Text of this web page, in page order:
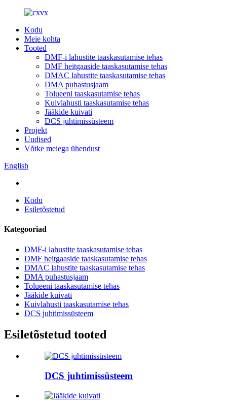
Kodu
Meie kohta
Tooted
DMF-i lahustite taaskasutamise tehas
DMF heitgaaside taaskasutamise tehas
DMAC lahustite taaskasutamise tehas
DMA puhastusjaam
Tolueeni taaskasutamise tehas
Kuivlahusti taaskasutamise tehas
Jääkide kuivati
DCS juhtimissüsteem
Projekt
Uudised
Võtke meiega ühendust
English
Kodu
Esiletõstetud
Kategooriad
DMF-i lahustite taaskasutamise tehas
DMF heitgaaside taaskasutamise tehas
DMAC lahustite taaskasutamise tehas
DMA puhastusjaam
Tolueeni taaskasutamise tehas
Jääkide kuivati
Kuivlahusti taaskasutamise tehas
DCS juhtimissüsteem
Esiletõstetud tooted
DCS juhtimissüsteem